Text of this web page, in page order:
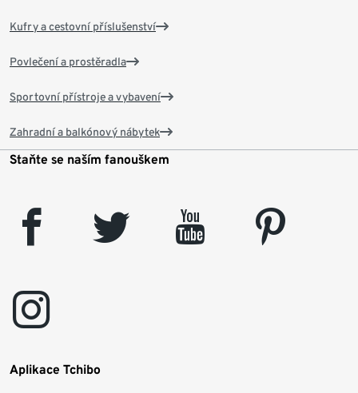
Kufry a cestovní příslušenství
Povlečení a prostěradla
Sportovní přístroje a vybavení
Zahradní a balkónový nábytek
Staňte se naším fanouškem
facebook twitter youtube
pinterest
instagram
Aplikace Tchibo